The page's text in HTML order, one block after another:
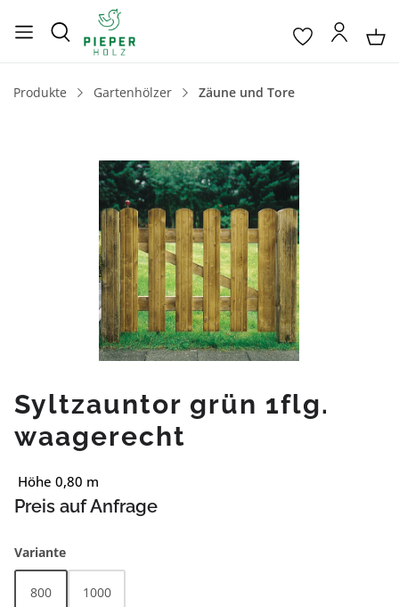
Produkte Gartenhölzer Zäune und Tore
Bildergalerie überspringen
Syltzauntor grün 1flg.
waagerecht
Höhe 0,80 m
Preis auf Anfrage
Varianteauswählen
800 1000